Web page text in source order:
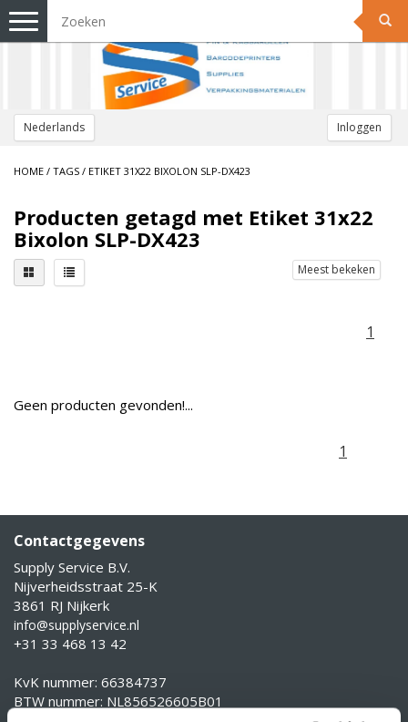
Nederlands Inloggen
Toggle
navigation
HOME / TAGS / ETIKET 31X22 BIXOLON SLP-DX423
Producten getagd met Etiket 31x22
Bixolon SLP-DX423
Meest bekeken
1
Geen producten gevonden!...
1
Contactgegevens
Supply Service B.V.
Nijverheidsstraat 25-K
3861 RJ Nijkerk
info@supplyservice.nl
+31 33 468 13 42
KvK nummer: 66384737
BTW nummer: NL856526605B01